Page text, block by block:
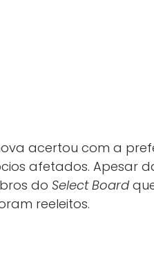
acertou com a
afetados. Apesar
do Select Board
reeleitos.